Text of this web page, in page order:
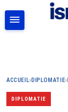
ACCUEIL› DIPLOMATIE›
DIPLOMATIE